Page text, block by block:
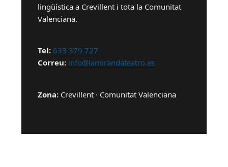
lingüística a Crevillent i tota la Comunitat
Valenciana.
Tel: 633 379 727
Correu: info@lamirandateatro.es
Zona: Crevillent · Comunitat Valenciana